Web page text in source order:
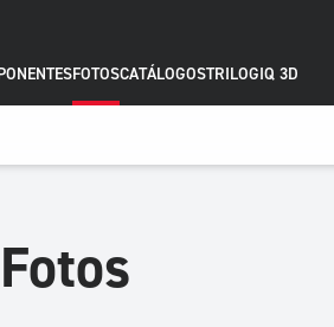
FOTOSCATÁLOGOSTRILOGIQ 3D
Fotos